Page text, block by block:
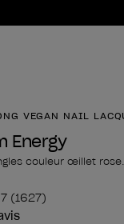
VEGAN NAIL
Energy
couleur œillet
Lire
1627
(1627)